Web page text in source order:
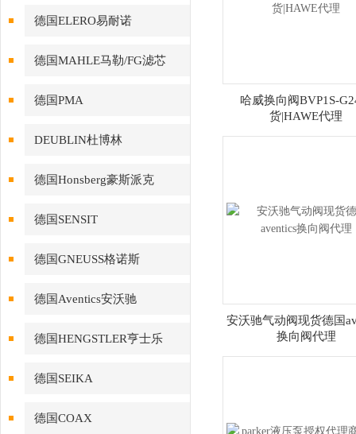
德国ELERO易耐诺
德国MAHLE马勒/FG滤芯
德国PMA
DEUBLIN杜博林
德国Honsberg豪斯派克
德国SENSIT
德国GNEUSS格诺斯
德国Aventics安沃驰
德国HENGSTLER亨士乐
德国SEIKA
德国COAX
哈威换向阀BVP1S-
货|HAWE代理
安沃驰气动阀现货德国
换向阀代理